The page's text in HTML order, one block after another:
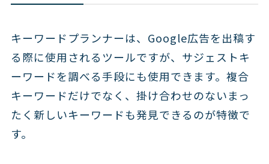
キーワードプランナーは、Google広告を出稿す
る際に使用されるツールですが、サジェストキ
ーワードを調べる手段にも使用できます。複合
キーワードだけでなく、掛け合わせのないまっ
たく新しいキーワードも発見できるのが特徴で
す。